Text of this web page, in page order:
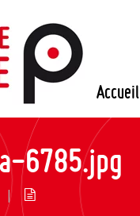
Accueil
6785.jpg
|